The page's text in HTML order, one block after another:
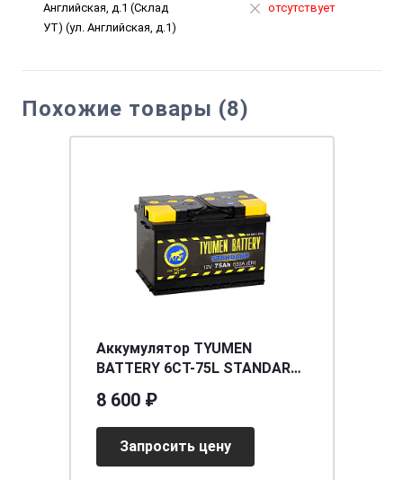
Английская, д.1 (Склад
УТ) (ул. Английская, д.1)
отсутствует
Похожие товары (8)
Аккумулятор TYUMEN
BATTERY 6CT-75L STANDART
8 600 ₽
Запросить цену